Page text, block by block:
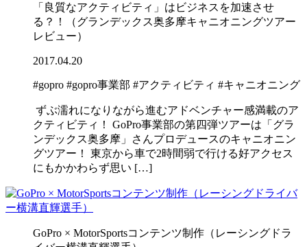
「良質なアクティビティ」はビジネスを加速させ
る？！（グランデックス奥多摩キャニオニングツアー
レビュー）
2017.04.20
#gopro #gopro事業部 #アクティビティ #キャニオニング
ずぶ濡れになりながら進むアドベンチャー感満載のア
クティビティ！ GoPro事業部の第四弾ツアーは「グラ
ンデックス奥多摩」さんプロデュースのキャニオニン
グツアー！ 東京から車で2時間弱で行ける好アクセス
にもかかわらず思い […]
GoPro × MotorSportsコンテンツ制作（レーシングドラ